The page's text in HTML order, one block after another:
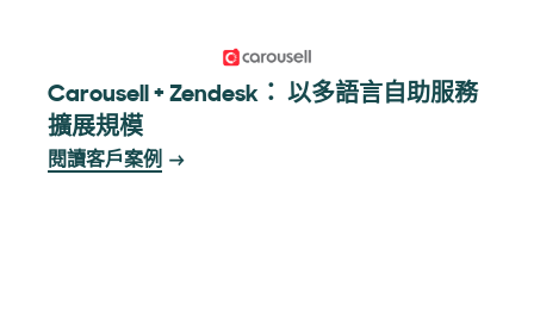
Carousell + Zendesk： 以多語言自助服務
擴展規模
閱讀客戶案例